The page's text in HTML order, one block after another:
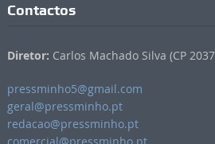
Contactos
Diretor: Carlos Machado Silva (CP
pressminho5@gmail.com
geral@pressminho.pt
redacao@pressminho.pt